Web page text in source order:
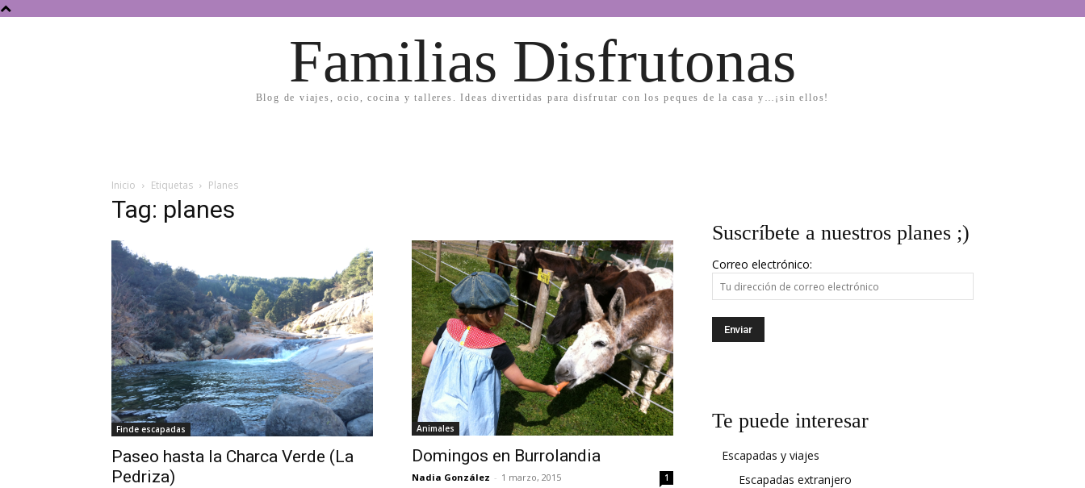
Familias Disfrutonas
Blog de viajes, ocio, cocina y talleres. Ideas divertidas para disfrutar con los peques de la casa y…¡sin ellos!
Inicio Etiquetas Planes
Tag: planes
Finde escapadas
Paseo hasta la Charca Verde (La
Pedriza)
Animales
Domingos en Burrolandia
Nadia González - 1 marzo, 2015 1
Suscríbete a nuestros planes ;)
Correo electrónico:
Te puede interesar
Escapadas y viajes
Escapadas extranjero